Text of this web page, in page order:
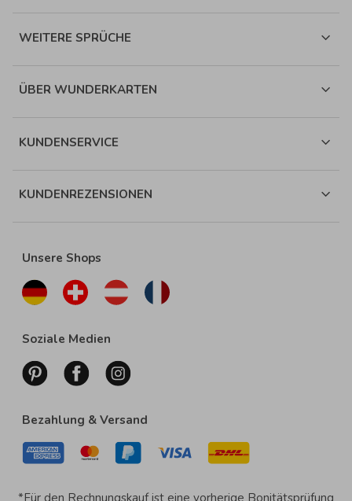
WEITERE SPRÜCHE
ÜBER WUNDERKARTEN
KUNDENSERVICE
KUNDENREZENSIONEN
Unsere Shops
Soziale Medien
Bezahlung & Versand